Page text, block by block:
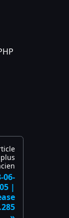
plus
06-
05 |